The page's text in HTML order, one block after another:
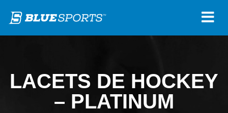
LACETS DE HOCKEY
– PLATINUM